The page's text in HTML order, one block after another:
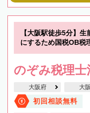
【大阪駅徒歩5分】
にするため国税OB税
のぞみ税理士
大阪府 大
初回相談無料